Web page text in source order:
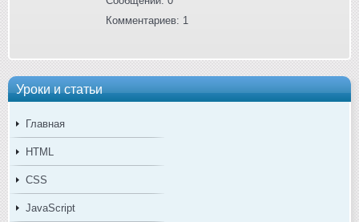
Уроки и статьи
Главная
HTML
CSS
JavaScript
Комментариев: 1